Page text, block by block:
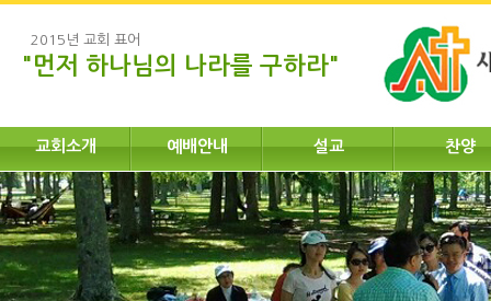
2015년 교회 표어
"먼저 하나님의 나라를 구하라"
교회소개 예배안내 설교 찬양